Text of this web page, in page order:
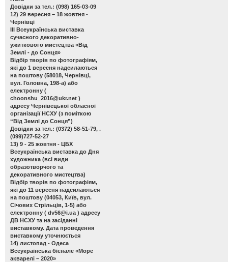
Довідки за тел.: (098) 165-03-09
12) 29 вересня – 18 жовтня -
Чернівці
ІІІ Всеукраїнська виставка
сучасного декоративно-
ужиткового мистецтва «Від
Землі - до Сонця»
Відбір творів по фотографіям,
які до 1 вересня надсилаються
на поштову (58018, Чернівці,
вул. Головна, 198-а) або
електронну (
choonshu_2016@ukr.net )
адресу Чернівецької обласної
організації НСХУ (з поміткою
“Від Землі до Сонця”)
Довідки за тел.: (0372) 58-51-79, .
(099)727-52-27
13) 9 - 25 жовтня - ЦБХ
Всеукраїнська виставка до Дня
художника (всі види
образотворчого та
декоративного мистецтва)
Відбір творів по фотографіям,
які до 11 вересня надсилаються
на поштову (04053, Київ, вул.
Січових Стрільців, 1-5) або
електронну ( dv56@i.ua ) адресу
ДВ НСХУ та на засіданні
виставкому. Дата проведення
виставкому уточнюється
14) листопад - Одеса
Всеукраїнська бієнале «Море
акварелі – 2020»